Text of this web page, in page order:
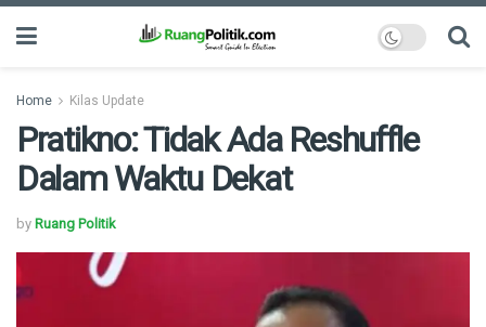
Home Kilas Update
Pratikno: Tidak Ada Reshuffle
Dalam Waktu Dekat
by Ruang Politik